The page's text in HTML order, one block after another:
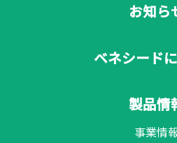
お知ら
ベネシード
製品情
事業情